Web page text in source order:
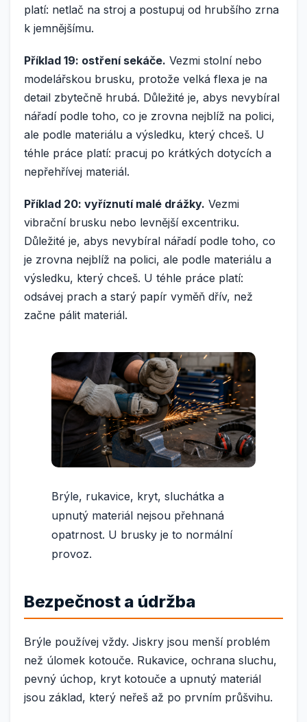
platí: netlač na stroj a postupuj od hrubšího zrna
k jemnějšímu.
Příklad 19: ostření sekáče. Vezmi stolní nebo
modelářskou brusku, protože velká flexa je na
detail zbytečně hrubá. Důležité je, abys nevybíral
nářadí podle toho, co je zrovna nejblíž na polici,
ale podle materiálu a výsledku, který chceš. U
téhle práce platí: pracuj po krátkých dotycích a
nepřehřívej materiál.
Příklad 20: vyříznutí malé drážky. Vezmi
vibrační brusku nebo levnější excentriku.
Důležité je, abys nevybíral nářadí podle toho, co
je zrovna nejblíž na polici, ale podle materiálu a
výsledku, který chceš. U téhle práce platí:
odsávej prach a starý papír vyměň dřív, než
začne pálit materiál.
Brýle, rukavice, kryt, sluchátka a
upnutý materiál nejsou přehnaná
opatrnost. U brusky je to normální
provoz.
Bezpečnost a údržba
Brýle používej vždy. Jiskry jsou menší problém
než úlomek kotouče. Rukavice, ochrana sluchu,
pevný úchop, kryt kotouče a upnutý materiál
jsou základ, který neřeš až po prvním průšvihu.